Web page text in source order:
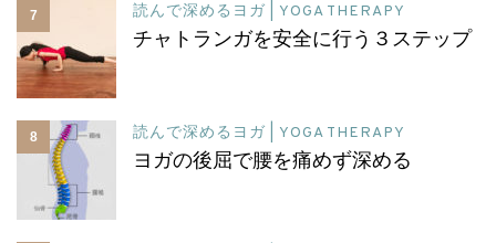
7 読んで深めるヨガ | YOGA THERAPY
チャトランガを安全に行う３ステップ
8 読んで深めるヨガ | YOGA THERAPY
ヨガの後屈で腰を痛めず深める